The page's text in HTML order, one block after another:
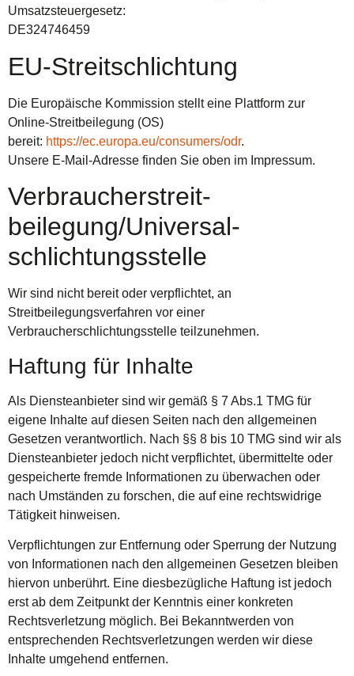
Umsatzsteuergesetz:
DE324746459
EU-Streitschlichtung
Die Europäische Kommission stellt eine Plattform zur
Online-Streitbeilegung (OS)
bereit: https://ec.europa.eu/consumers/odr.
Unsere E-Mail-Adresse finden Sie oben im Impressum.
Verbraucher­streit­
beilegung/Universal­
schlichtungs­stelle
Wir sind nicht bereit oder verpflichtet, an
Streitbeilegungsverfahren vor einer
Verbraucherschlichtungsstelle teilzunehmen.
Haftung für Inhalte
Als Diensteanbieter sind wir gemäß § 7 Abs.1 TMG für
eigene Inhalte auf diesen Seiten nach den allgemeinen
Gesetzen verantwortlich. Nach §§ 8 bis 10 TMG sind wir als
Diensteanbieter jedoch nicht verpflichtet, übermittelte oder
gespeicherte fremde Informationen zu überwachen oder
nach Umständen zu forschen, die auf eine rechtswidrige
Tätigkeit hinweisen.
Verpflichtungen zur Entfernung oder Sperrung der Nutzung
von Informationen nach den allgemeinen Gesetzen bleiben
hiervon unberührt. Eine diesbezügliche Haftung ist jedoch
erst ab dem Zeitpunkt der Kenntnis einer konkreten
Rechtsverletzung möglich. Bei Bekanntwerden von
entsprechenden Rechtsverletzungen werden wir diese
Inhalte umgehend entfernen.